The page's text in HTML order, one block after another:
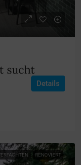
sucht
Details
RENOVIERT